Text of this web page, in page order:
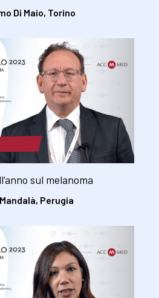
Di Maio, Torino
sul melanoma
Perugia